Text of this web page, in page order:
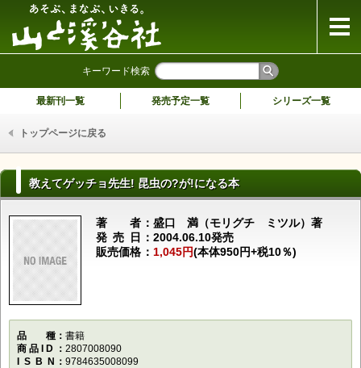
キーワード検索
最新刊一覧 発売予定一覧 シリーズ一覧
トップページに戻る
教えてゲッチョ先生! 昆虫の?が!になる本
著者盛口 満（モリグチ ミツル）著
発売日 2004.06.10発売
販売価格
1,045円(本体950円+税10％)
品種書籍
商品ID
2807008090
ISBN
9784635008099